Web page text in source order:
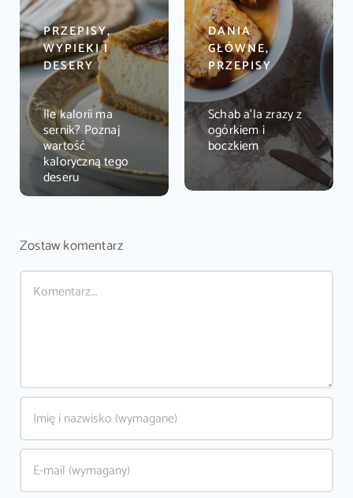
PRZEPISY,
WYPIEKI I
DESERY
Ile kalorii ma
sernik? Poznaj
wartość
kaloryczną tego
deseru
DANIA
GŁÓWNE,
PRZEPISY
Schab a’la zrazy z
ogórkiem i
boczkiem
Zostaw komentarz
Comment